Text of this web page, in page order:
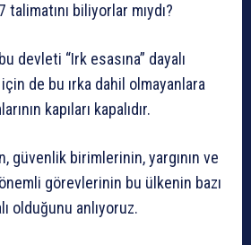
biliyorlar mıydı?
devleti “Irk esasına” dayalı
de bu ırka dahil olmayanlara
kapıları kapalıdır.
güvenlik birimlerinin, yargının ve
görevlerinin bu ülkenin bazı
olduğunu anlıyoruz.